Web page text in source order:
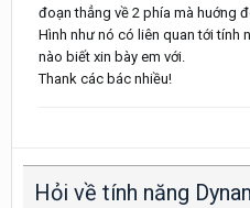
đoạn thẳng về 2 phía mà huớng
Hình như nó có liên quan tới tính
nào biết xin bày em với.
Thank các bác nhiều!
Hỏi về tính năng